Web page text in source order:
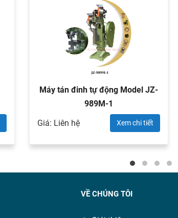
Máy tán đinh tự động Model JZ-
989M-1
Giá: Liên hệ
Xem chi tiết
VỀ CHÚNG TÔI